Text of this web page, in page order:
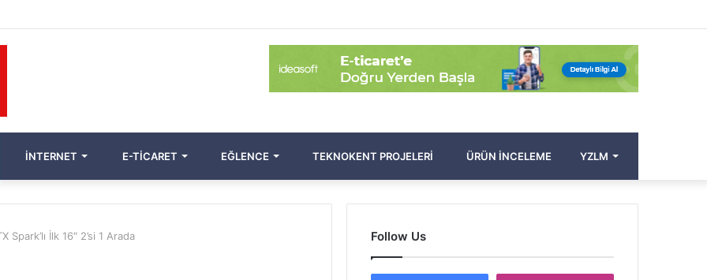
yap
...
Bölmesi
Makale
Ol
İNTERNET E-TICARET EĞLENCE TEKNOKENT PROJELERI ÜRÜN İNCELEME YZLM
İlk 16″ 2’si 1 Arada Follow Us